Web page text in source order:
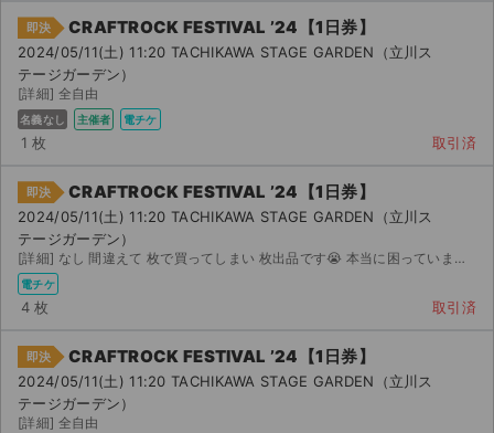
即決 CRAFTROCK FESTIVAL ’24【1日券】
2024/05/11(土) 11:20 TACHIKAWA STAGE GARDEN（立川ス
テージガーデン）
[詳細] 全自由
名義なし 主催者 電チケ
1 枚 取引済
即決 CRAFTROCK FESTIVAL ’24【1日券】
2024/05/11(土) 11:20 TACHIKAWA STAGE GARDEN（立川ス
テージガーデン）
[詳細] なし 間違えて 枚で買ってしまい 枚出品です😭 本当に困っています！！！！！ 買ってください😭...
電チケ
4 枚 取引済
即決 CRAFTROCK FESTIVAL ’24【1日券】
2024/05/11(土) 11:20 TACHIKAWA STAGE GARDEN（立川ス
テージガーデン）
[詳細] 全自由